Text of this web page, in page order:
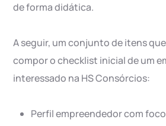
de forma didática.
A seguir, um conjunto de itens
compor o checklist inicial de um
interessado na HS Consórcios:
Perfil empreendedor com